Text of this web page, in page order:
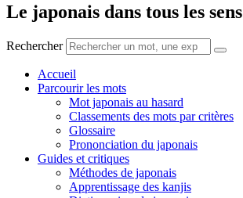
Le japonais dans tous les sens
Rechercher
Accueil
Parcourir les mots
Mot japonais au hasard
Classements des mots par critères
Glossaire
Prononciation du japonais
Guides et critiques
Méthodes de japonais
Apprentissage des kanjis